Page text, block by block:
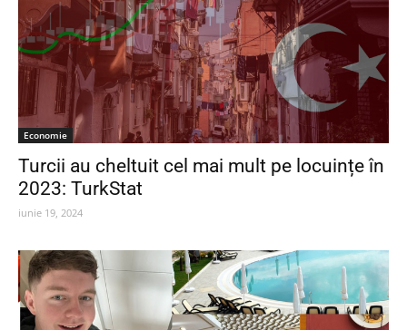
Economie
Turcii au cheltuit cel mai mult pe locuințe în
2023: TurkStat
iunie 19, 2024